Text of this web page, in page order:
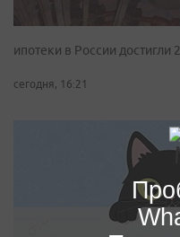
ипотеки в России достигли
сегодня, 16:21